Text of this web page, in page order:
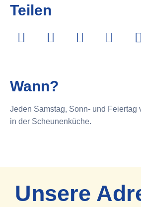
Teilen
Wann?
Jeden Samstag, Sonn- und Feiertag
in der Scheunenküche.
Unsere